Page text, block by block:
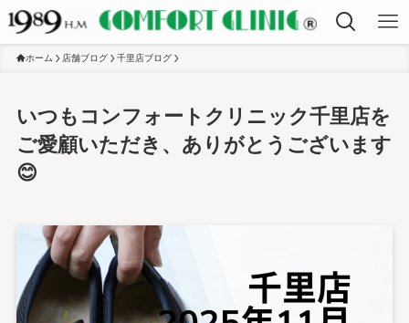
ホーム 店舗ブログ 千里店ブログ
いつもコンフォートクリニック千里店を
ご愛顧いただき、ありがとうございます
😊